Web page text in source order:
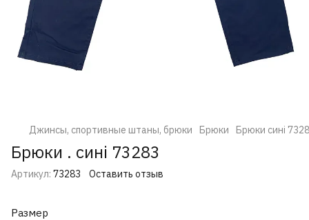
Джинсы, спортивные штаны, брюки Брюки Брюки сині
Брюки . сині 73283
Артикул: 73283 Оставить отзыв
Размер